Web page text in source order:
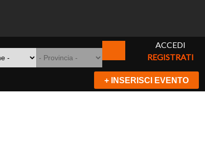
ACCEDI
REGISTRATI
+ INSERISCI EVENTO